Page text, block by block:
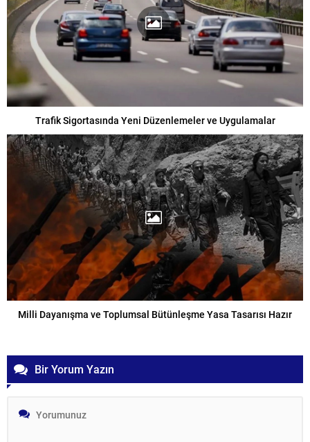
Trafik Sigortasında Yeni Düzenlemeler ve Uygulamalar
Milli Dayanışma ve Toplumsal Bütünleşme Yasa Tasarısı Hazır
Bir Yorum Yazın